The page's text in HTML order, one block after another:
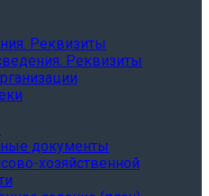
Реквизиты
Реквизиты
документы
хозяйственной